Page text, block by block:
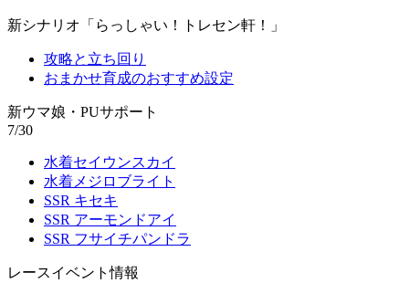
新シナリオ「らっしゃい！トレセン軒！」
攻略と立ち回り
おまかせ育成のおすすめ設定
新ウマ娘・PUサポート
7/30
水着セイウンスカイ
水着メジロブライト
SSR キセキ
SSR アーモンドアイ
SSR フサイチパンドラ
レースイベント情報